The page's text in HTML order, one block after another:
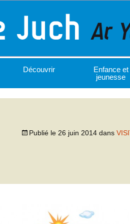
Découvrir
Enfance et
jeunesse
Publié le 26 juin 2014 dans